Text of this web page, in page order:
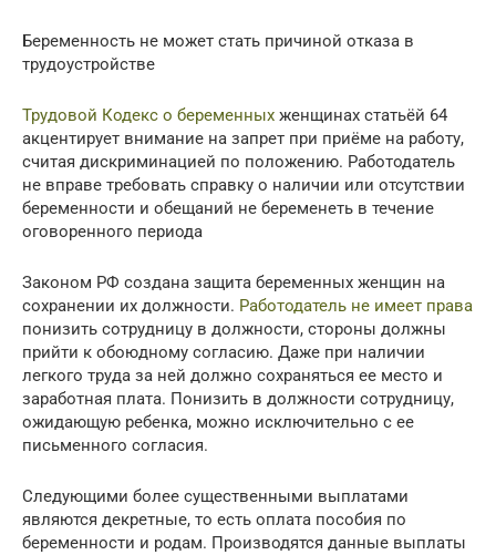
Беременность не может стать причиной отказа в
трудоустройстве
Трудовой Кодекс о беременных женщинах статьёй 64
акцентирует внимание на запрет при приёме на работу,
считая дискриминацией по положению. Работодатель
не вправе требовать справку о наличии или отсутствии
беременности и обещаний не беременеть в течение
оговоренного периода
Законом РФ создана защита беременных женщин на
сохранении их должности. Работодатель не имеет права
понизить сотрудницу в должности, стороны должны
прийти к обоюдному согласию. Даже при наличии
легкого труда за ней должно сохраняться ее место и
заработная плата. Понизить в должности сотрудницу,
ожидающую ребенка, можно исключительно с ее
письменного согласия.
Следующими более существенными выплатами
являются декретные, то есть оплата пособия по
беременности и родам. Производятся данные выплаты